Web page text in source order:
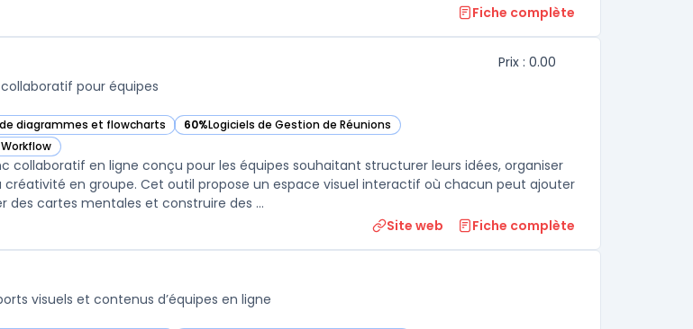
Fiche complète
pour équipes
Prix : 0.00
diagrammes et flowcharts 60%Logiciels de Gestion de Réunions
— voir Miro dans cette catégorie
collaboratif en ligne conçu pour les équipes souhaitant structurer leurs idées, organiser
en groupe. Cet outil propose un espace visuel interactif où chacun peut ajouter
des cartes mentales et construire des ...
Site web Fiche complète
visuels et contenus d’équipes en ligne